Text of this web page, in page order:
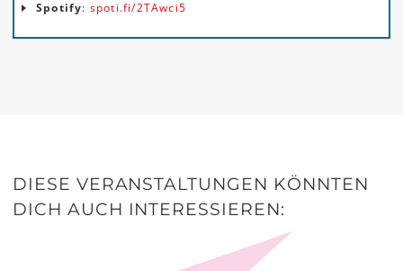
Spotify: spoti.fi/2TAwci5
DIESE VERANSTALTUNGEN KÖNNTEN
DICH AUCH INTERESSIEREN: